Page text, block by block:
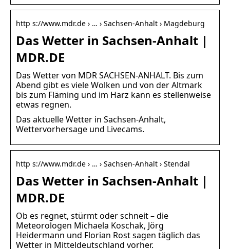
http s://www.mdr.de › … › Sachsen-Anhalt › Magdeburg
Das Wetter in Sachsen-Anhalt |
MDR.DE
Das Wetter von MDR SACHSEN-ANHALT. Bis zum
Abend gibt es viele Wolken und von der Altmark
bis zum Fläming und im Harz kann es stellenweise
etwas regnen.
Das aktuelle Wetter in Sachsen-Anhalt,
Wettervorhersage und Livecams.
http s://www.mdr.de › … › Sachsen-Anhalt › Stendal
Das Wetter in Sachsen-Anhalt |
MDR.DE
Ob es regnet, stürmt oder schneit – die
Meteorologen Michaela Koschak, Jörg
Heidermann und Florian Rost sagen täglich das
Wetter in Mitteldeutschland vorher.